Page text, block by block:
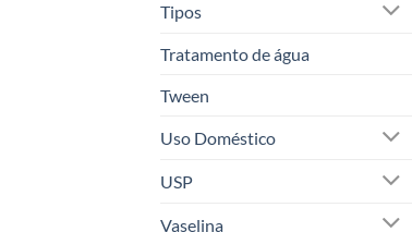
Tipos
Tratamento de água
Tween
Uso Doméstico
USP
Vaselina